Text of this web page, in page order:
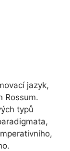
jazyk,
Rossum.
typů